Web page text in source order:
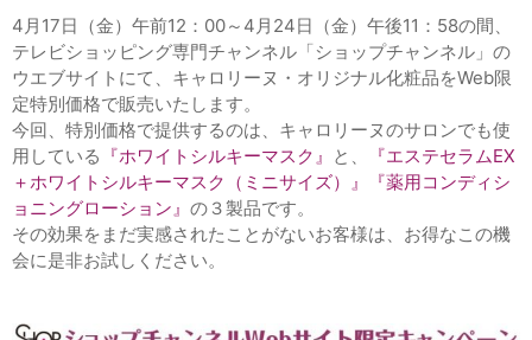
4月17日（金）午前12：00～4月24日（金）午後11：58の間、
テレビショッピング専門チャンネル「ショップチャンネル」の
ウエブサイトにて、キャロリーヌ・オリジナル化粧品をWeb限
定特別価格で販売いたします。
今回、特別価格で提供するのは、キャロリーヌのサロンでも使
用している 『ホワイトシルキーマスク』 と、
『エステセラムEX
＋ホワイトシルキーマスク（ミニサイズ）』
『薬用コンディシ
ョニングローション』 の３製品です。
その効果をまだ実感されたことがないお客様は、お得なこの機
会に是非お試しください。